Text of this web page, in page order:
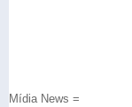
Mídia News =